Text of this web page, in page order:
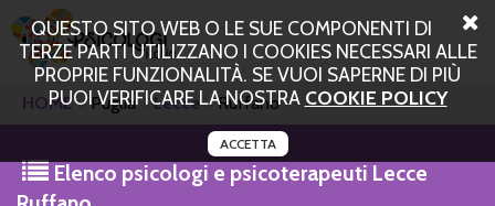
QUESTO SITO WEB O LE SUE COMPONENTI DI
TERZE PARTI UTILIZZANO I COOKIES NECESSARI ALLE
PROPRIE FUNZIONALITÀ. SE VUOI SAPERNE DI PIÙ
PUOI VERIFICARE LA NOSTRA COOKIE POLICY
ACCETTA
HOME Puglia Lecce Ruffano
Elenco psicologi e psicoterapeuti Lecce